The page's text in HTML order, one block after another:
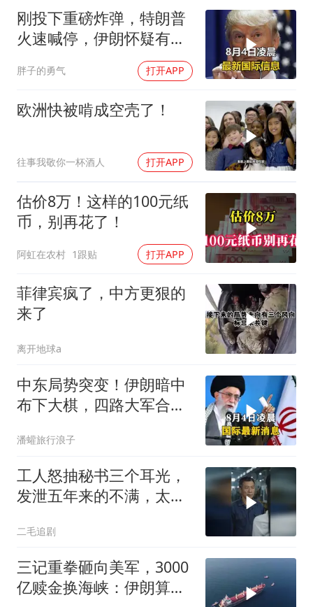
东方之约 相约未来
刚投下重磅炸弹，特朗普
火速喊停，伊朗怀疑有
诈，美国发撤侨警告
胖子的勇气 打开APP
欧洲快被啃成空壳了！
往事我敬你一杯酒人 打开APP
估价8万！这样的100元纸
币，别再花了！
阿虹在农村 1跟贴 打开APP
菲律宾疯了，中方更狠的
来了
离开地球a
中东局势突变！伊朗暗中
布下大棋，四路大军合
潘蠸旅行浪子
工人怒抽秘书三个耳光，
发泄五年来的不满，太解
二毛追剧
三记重拳砸向美军，3000
亿赎金换海峡：伊朗算准